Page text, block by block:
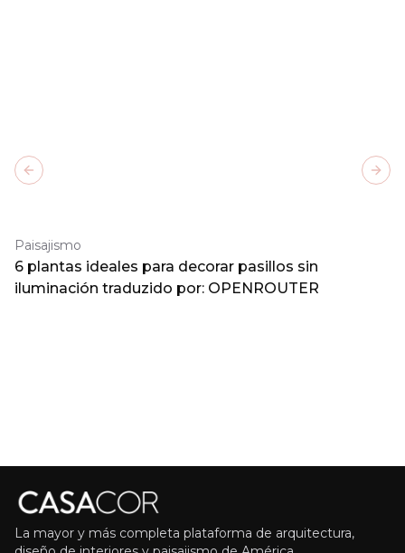
Paisajismo
6 plantas ideales para decorar pasillos sin
iluminación traduzido por: OPENROUTER
Previous slide
La mayor y más completa plataforma de arquitectura,